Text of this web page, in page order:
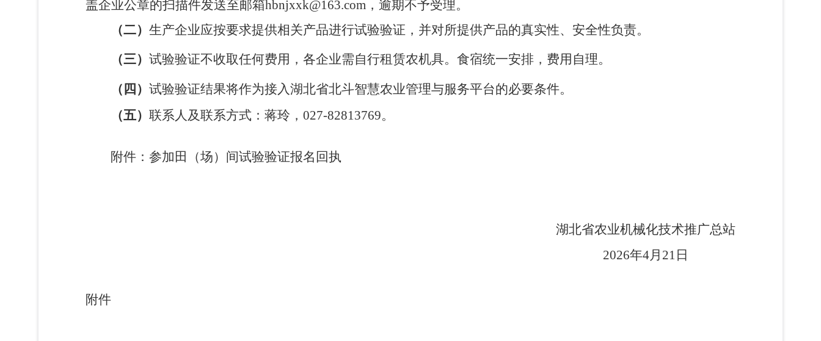
盖企业公章的扫描件发送至邮箱hbnjxxk@163.com ，逾期不予受理。
（二）生产企业应按要求提供相关产品进行试验验证，并对所提供产品的真实性、安全性负责。
（三）试验验证不收取任何费用，各企业需自行租赁农机具。食宿统一安排，费用自理。
（四）试验验证结果将作为接入湖北省北斗智慧农业管理与服务平台的必要条件。
（五）联系人及联系方式：蒋玲，027-82813769。
附件：参加田（场）间试验验证报名回执
湖北省农业机械化技术推广总站
2026年4月 21 日
附件